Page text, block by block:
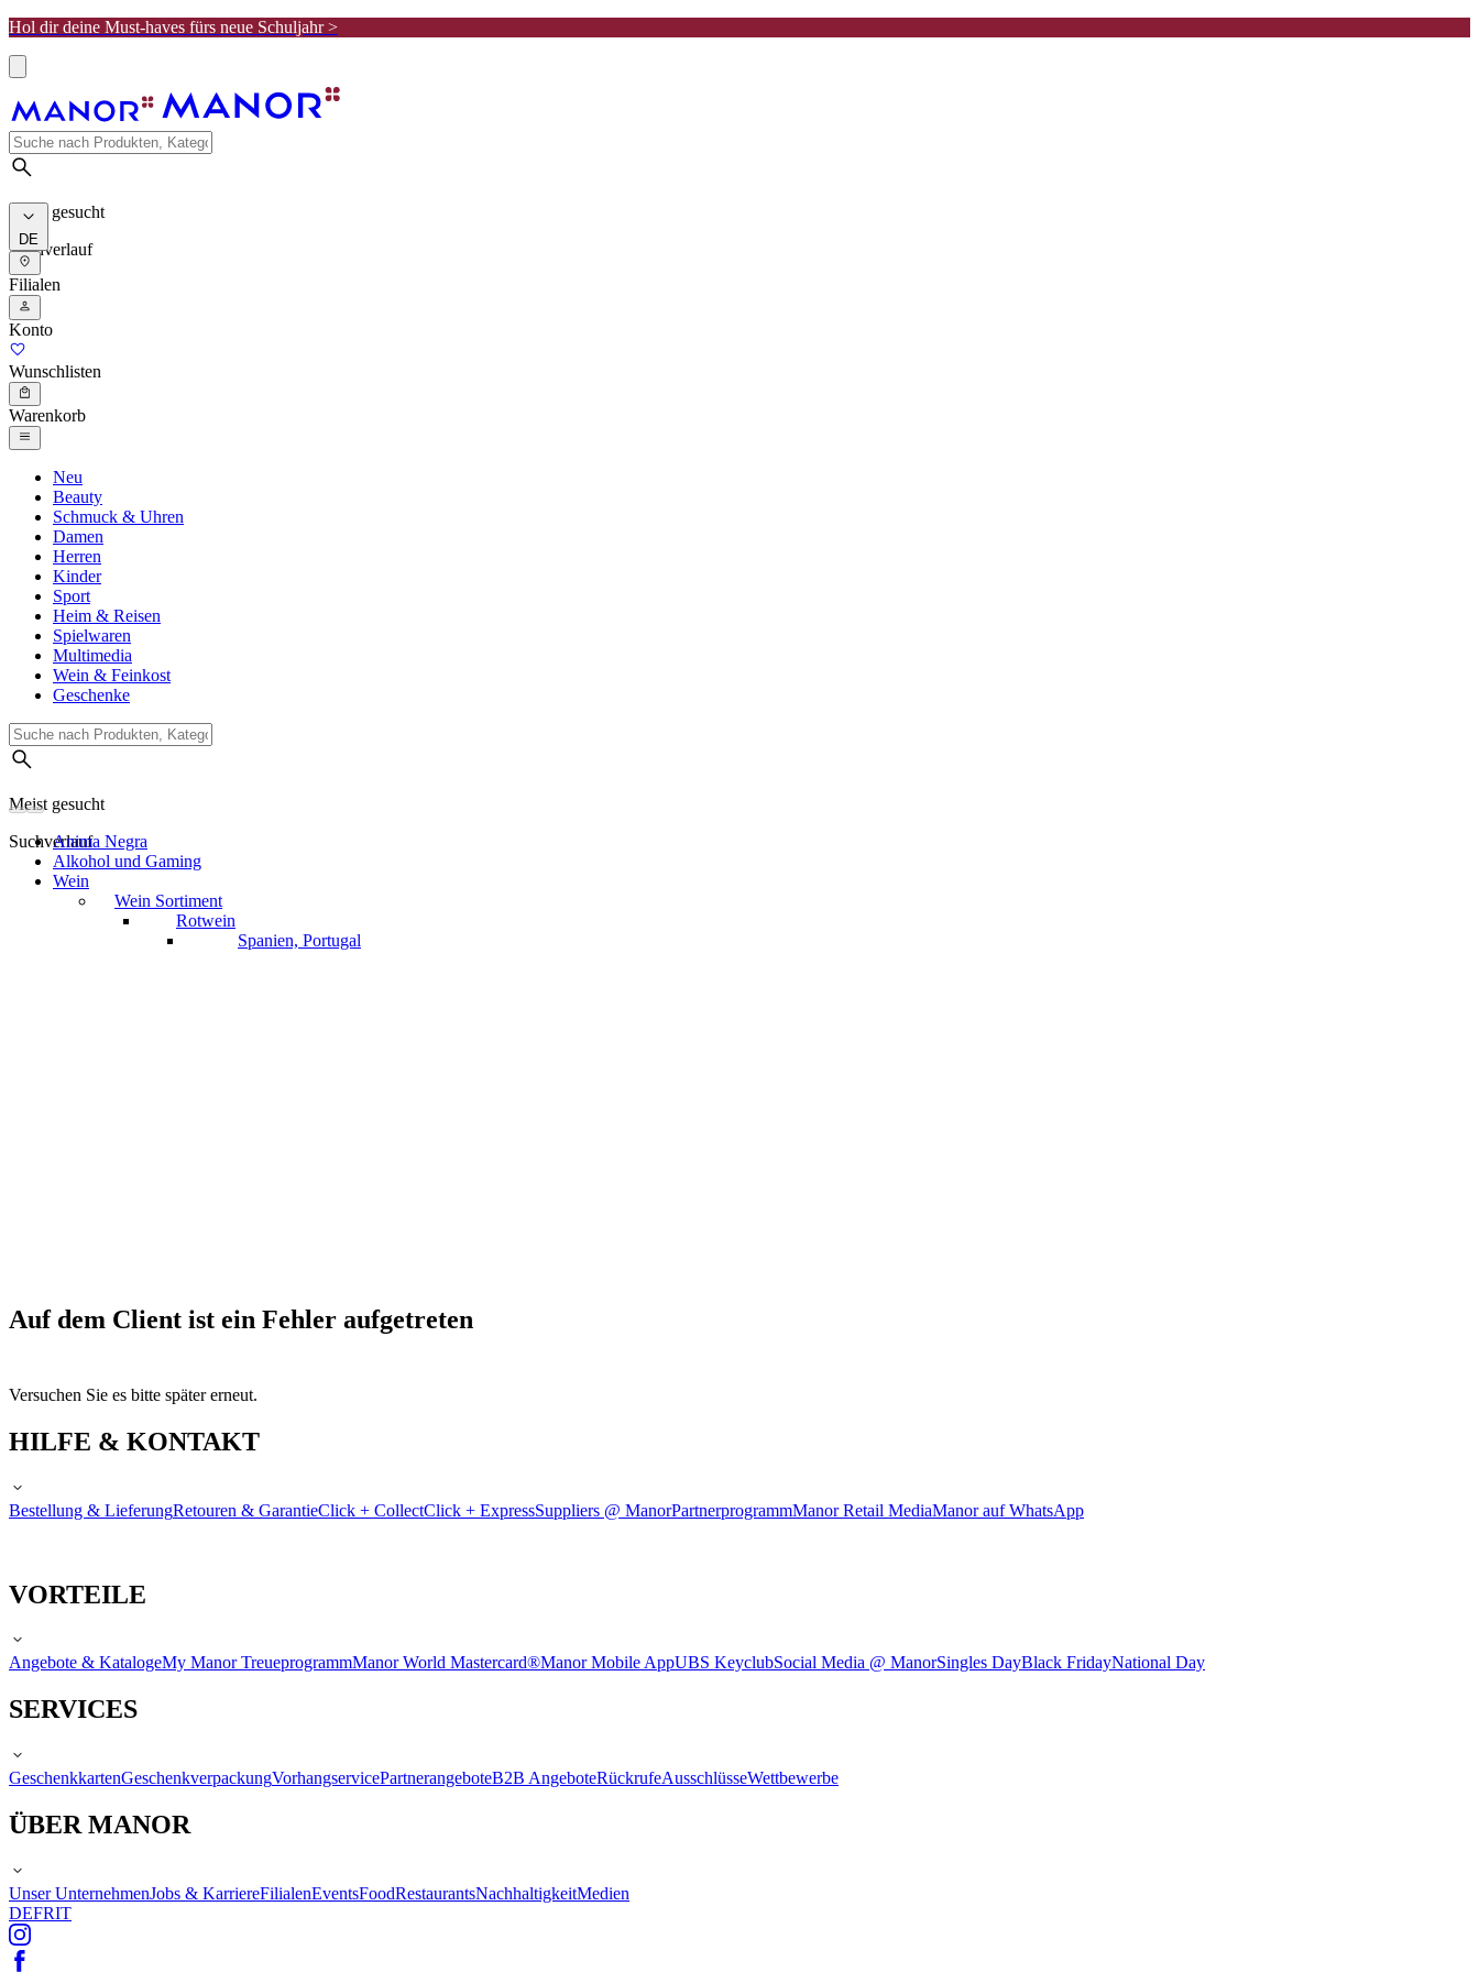
Hol dir deine Must-haves fürs neue Schuljahr >
Meist gesucht
Suchverlauf
DE
Filialen
Konto
Wunschlisten
Warenkorb
Neu
Beauty
Schmuck & Uhren
Damen
Herren
Kinder
Sport
Heim & Reisen
Spielwaren
Multimedia
Wein & Feinkost
Geschenke
Meist gesucht
SuchverlaufAnima Negra
Alkohol und Gaming
Wein
Wein Sortiment
Rotwein
Spanien, Portugal
Auf dem Client ist ein Fehler aufgetreten
Versuchen Sie es bitte später erneut.
HILFE & KONTAKT
Bestellung & LieferungRetouren & GarantieClick + CollectClick + ExpressSuppliers @ ManorPartnerprogrammManor Retail MediaManor auf WhatsApp
VORTEILE
Angebote & KatalogeMy Manor TreueprogrammManor World Mastercard®Manor Mobile AppUBS KeyclubSocial Media @ ManorSingles DayBlack FridayNational Day
SERVICES
GeschenkkartenGeschenkverpackungVorhangservicePartnerangeboteB2B AngeboteRückrufeAusschlüsseWettbewerbe
ÜBER MANOR
Unser UnternehmenJobs & KarriereFilialenEventsFoodRestaurantsNachhaltigkeitMedien
DEFRIT